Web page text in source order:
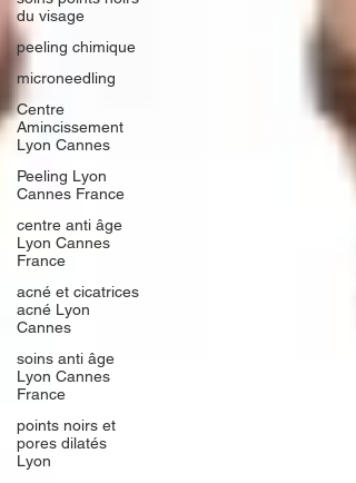
du visage
peeling chimique
microneedling
Centre
Amincissement
Lyon Cannes
Peeling Lyon
Cannes France
centre anti âge
Lyon Cannes
France
acné et cicatrices
acné Lyon
Cannes
soins anti âge
Lyon Cannes
France
points noirs et
pores dilatés
Lyon